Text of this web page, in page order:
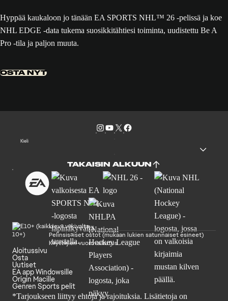
Hyppää kaukaloon jo tänään EA SPORTS NHL™ 26 -pelissä ja koe
NHL EDGE -data tukema suosikkitähtiesi toiminta, uudistettu Be A
Pro -tila ja paljon muuta.
OSTA NYT
Kieli
TAKAISIN ALKUUN
Lievä väkivalta
Pelinsisäiset ostot (mukaan lukien satunnaiset esineet)
Käyttäjien vuorovaikutus
Aloitussivu
Osta
Uutiset
EA app Windowsille
Origin Macille
Genren Sports pelit
*Tarjoukseen liittyy ehtoja ja rajoituksia. Lisätietoja on